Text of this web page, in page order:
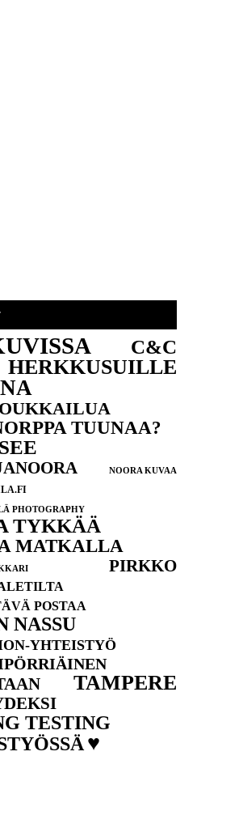
C&C
HERKKUSUILLE
TUUNAA?
NOORA KUVAA
PHOTOGRAPHY
TYKKÄÄ
MATKALLA
PIRKKO
POSTAA
NASSU
YHTEISTYÖ
TAMPERE
TESTING
♥